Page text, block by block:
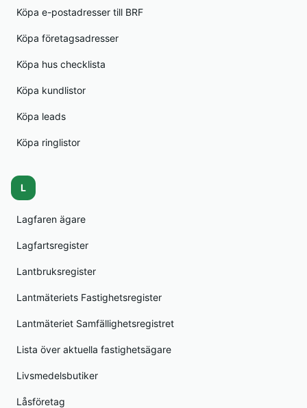
Köpa e-postadresser till BRF
Köpa företagsadresser
Köpa hus checklista
Köpa kundlistor
Köpa leads
Köpa ringlistor
L
Lagfaren ägare
Lagfartsregister
Lantbruksregister
Lantmäteriets Fastighetsregister
Lantmäteriet Samfällighetsregistret
Lista över aktuella fastighetsägare
Livsmedelsbutiker
Låsföretag